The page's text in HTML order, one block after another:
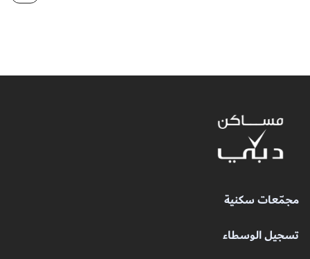
مجمّعات سكنية
تسجيل الوسطاء